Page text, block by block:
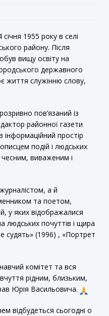
1955 року в селі
району. Після
вищу освіту на
державного
життя служінню слову,
пов’язаний із
районної газети
простір
подій і людських
виваженим і
а й
та поетом,
у яких відображалися
людських почуттів і щира
судять» (1996) , «Портрет
комітет та вся
рідним, близьким,
Юрія Васильовича.
відбудеться сьогодні о